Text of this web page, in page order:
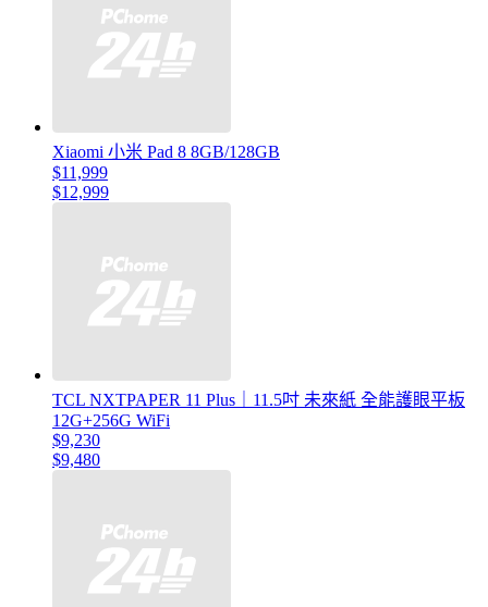
Xiaomi 小米 Pad 8 8GB/128GB
$11,999
$12,999
TCL NXTPAPER 11 Plus｜11.5吋 未來紙 全能護眼平板
12G+256G WiFi
$9,230
$9,480